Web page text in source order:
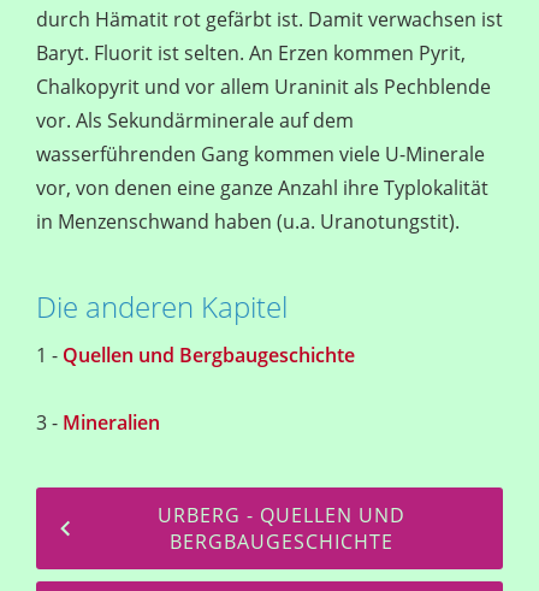
durch Hämatit rot gefärbt ist. Damit verwachsen ist
Baryt. Fluorit ist selten. An Erzen kommen Pyrit,
Chalkopyrit und vor allem Uraninit als Pechblende
vor. Als Sekundärminerale auf dem
wasserführenden Gang kommen viele U-Minerale
vor, von denen eine ganze Anzahl ihre Typlokalität
in Menzenschwand haben (u.a. Uranotungstit).
Die anderen Kapitel
1 - Quellen und Bergbaugeschichte
3 - Mineralien
URBERG - QUELLEN UND
BERGBAUGESCHICHTE